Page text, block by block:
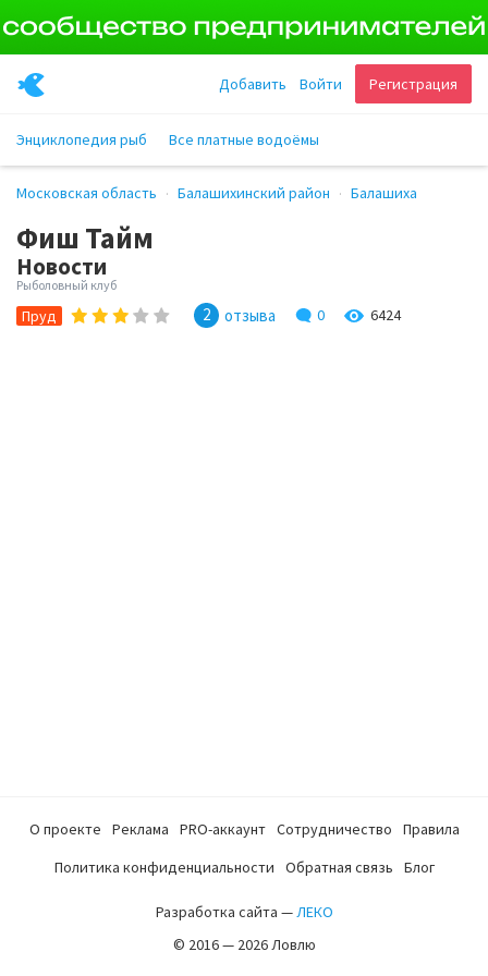
Регистрация
Войти
Добавить
Энциклопедия рыб Все платные водоёмы
Московская область Балашихинский район Балашиха
Фиш Тайм
Новости
Рыболовный клуб
Пруд 2 отзыва 0 6424
О проекте Реклама PRO-аккаунт Сотрудничество
Правила
Политика конфиденциальности
Обратная связь Блог
Разработка сайта —ЛЕКО
© 2016 — 2026 Ловлю